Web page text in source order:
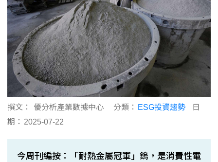
撰文： 優分析產業數據中心 分類： ESG投資趨勢
日
期： 2025-07-22
今周刊編按：「耐熱金屬冠軍」鎢，是消費性電